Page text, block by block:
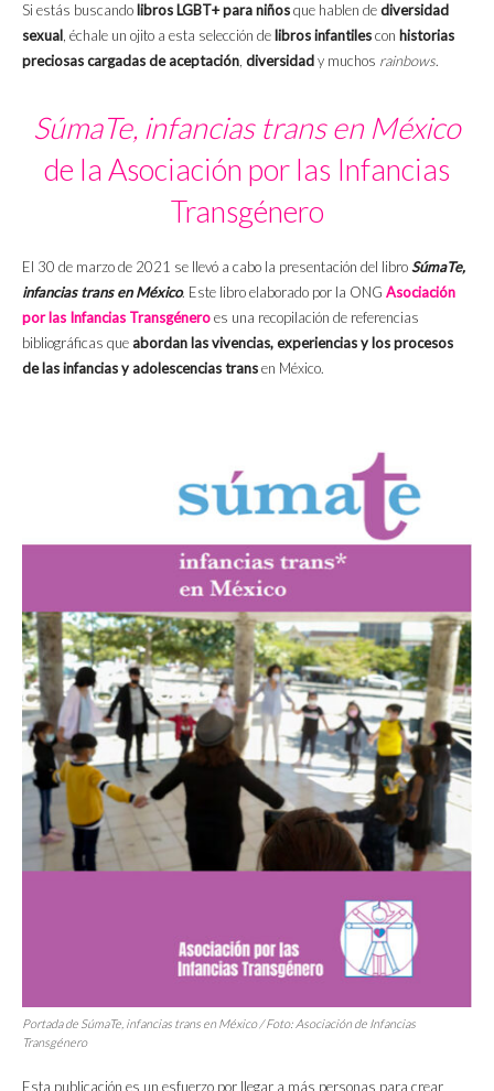
Si estás buscando libros LGBT+ para niñosque hablen dediversidad
sexual, échale un ojito a esta selección de libros infantilescon historias
preciosas cargadas de aceptación, diversidady muchos rainbows.
SúmaTe, infancias trans en México
de la Asociación por las Infancias
Transgénero
El 30 de marzo de 2021 se llevó a cabo la presentación del libroSúmaTe,
infancias trans en México. Este libro elaborado por la ONG Asociación
por las Infancias Transgéneroes una recopilación de referencias
bibliográficas que abordan las vivencias, experiencias y los procesos
de las infancias y adolescencias transen México.
Portada de SúmaTe, infancias trans en México/ Foto: Asociación de Infancias
Transgénero
Esta publicación es un esfuerzo por llegar a más personas para crear